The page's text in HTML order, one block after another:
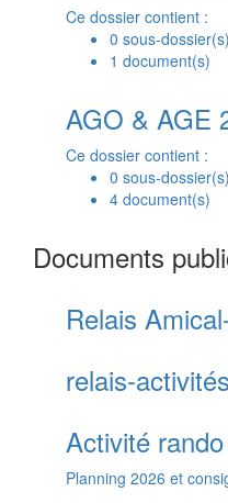
Ce dossier contient :
0 sous-dossier(s)
1 document(s)
AGO & AGE
Ce dossier contient :
0 sous-dossier(s)
4 document(s)
Documents
Relais
relais-
Activité
Planning 2026 et